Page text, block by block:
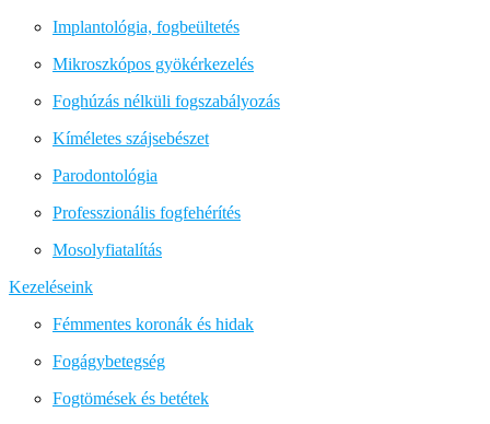
Implantológia, fogbeültetés
Mikroszkópos gyökérkezelés
Foghúzás nélküli fogszabályozás
Kíméletes szájsebészet
Parodontológia
Professzionális fogfehérítés
Mosolyfiatalítás
Kezeléseink
Fémmentes koronák és hidak
Fogágybetegség
Fogtömések és betétek